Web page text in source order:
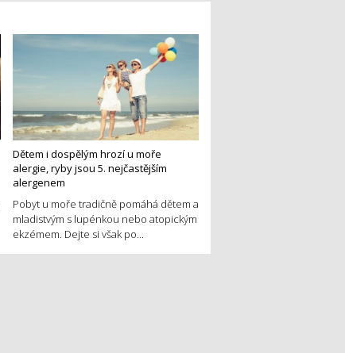
Dětem i dospělým hrozí u moře
alergie, ryby jsou 5. nejčastějším
alergenem
Pobyt u moře tradičně pomáhá dětem a
mladistvým s lupénkou nebo atopickým
ekzémem. Dejte si však po...